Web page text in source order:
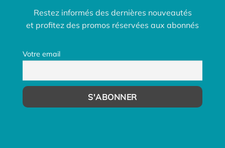
Restez informés des dernières nouveautés
et profitez des promos réservées aux abonnés
Votre email